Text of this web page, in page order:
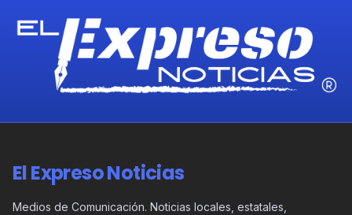
El Expreso Noticias
Medios de Comunicación. Noticias locales, estatales,